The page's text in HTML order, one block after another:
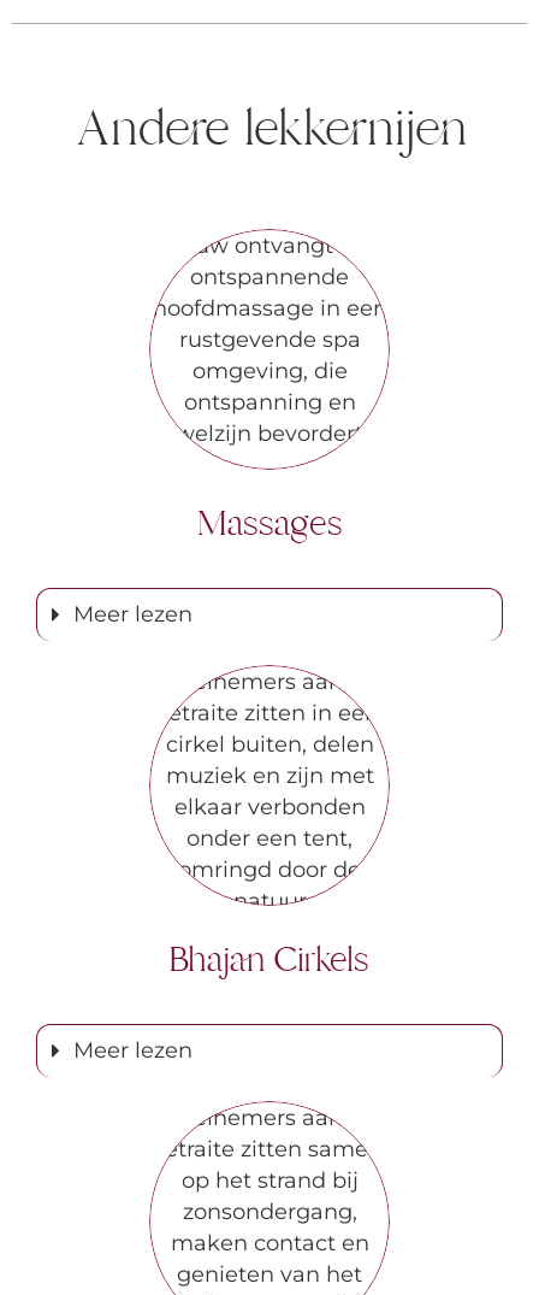
Andere lekkernijen
Massages
Meer lezen
Bhajan Cirkels
Meer lezen